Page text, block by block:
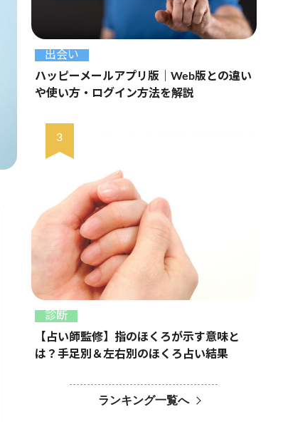
出会い
ハッピーメールアプリ版｜Web版との違い
や使い方・ログイン方法を解説
診断
【占い師監修】指のほくろが示す意味と
は？手足別＆左右別のほくろ占い結果
ランキング一覧へ